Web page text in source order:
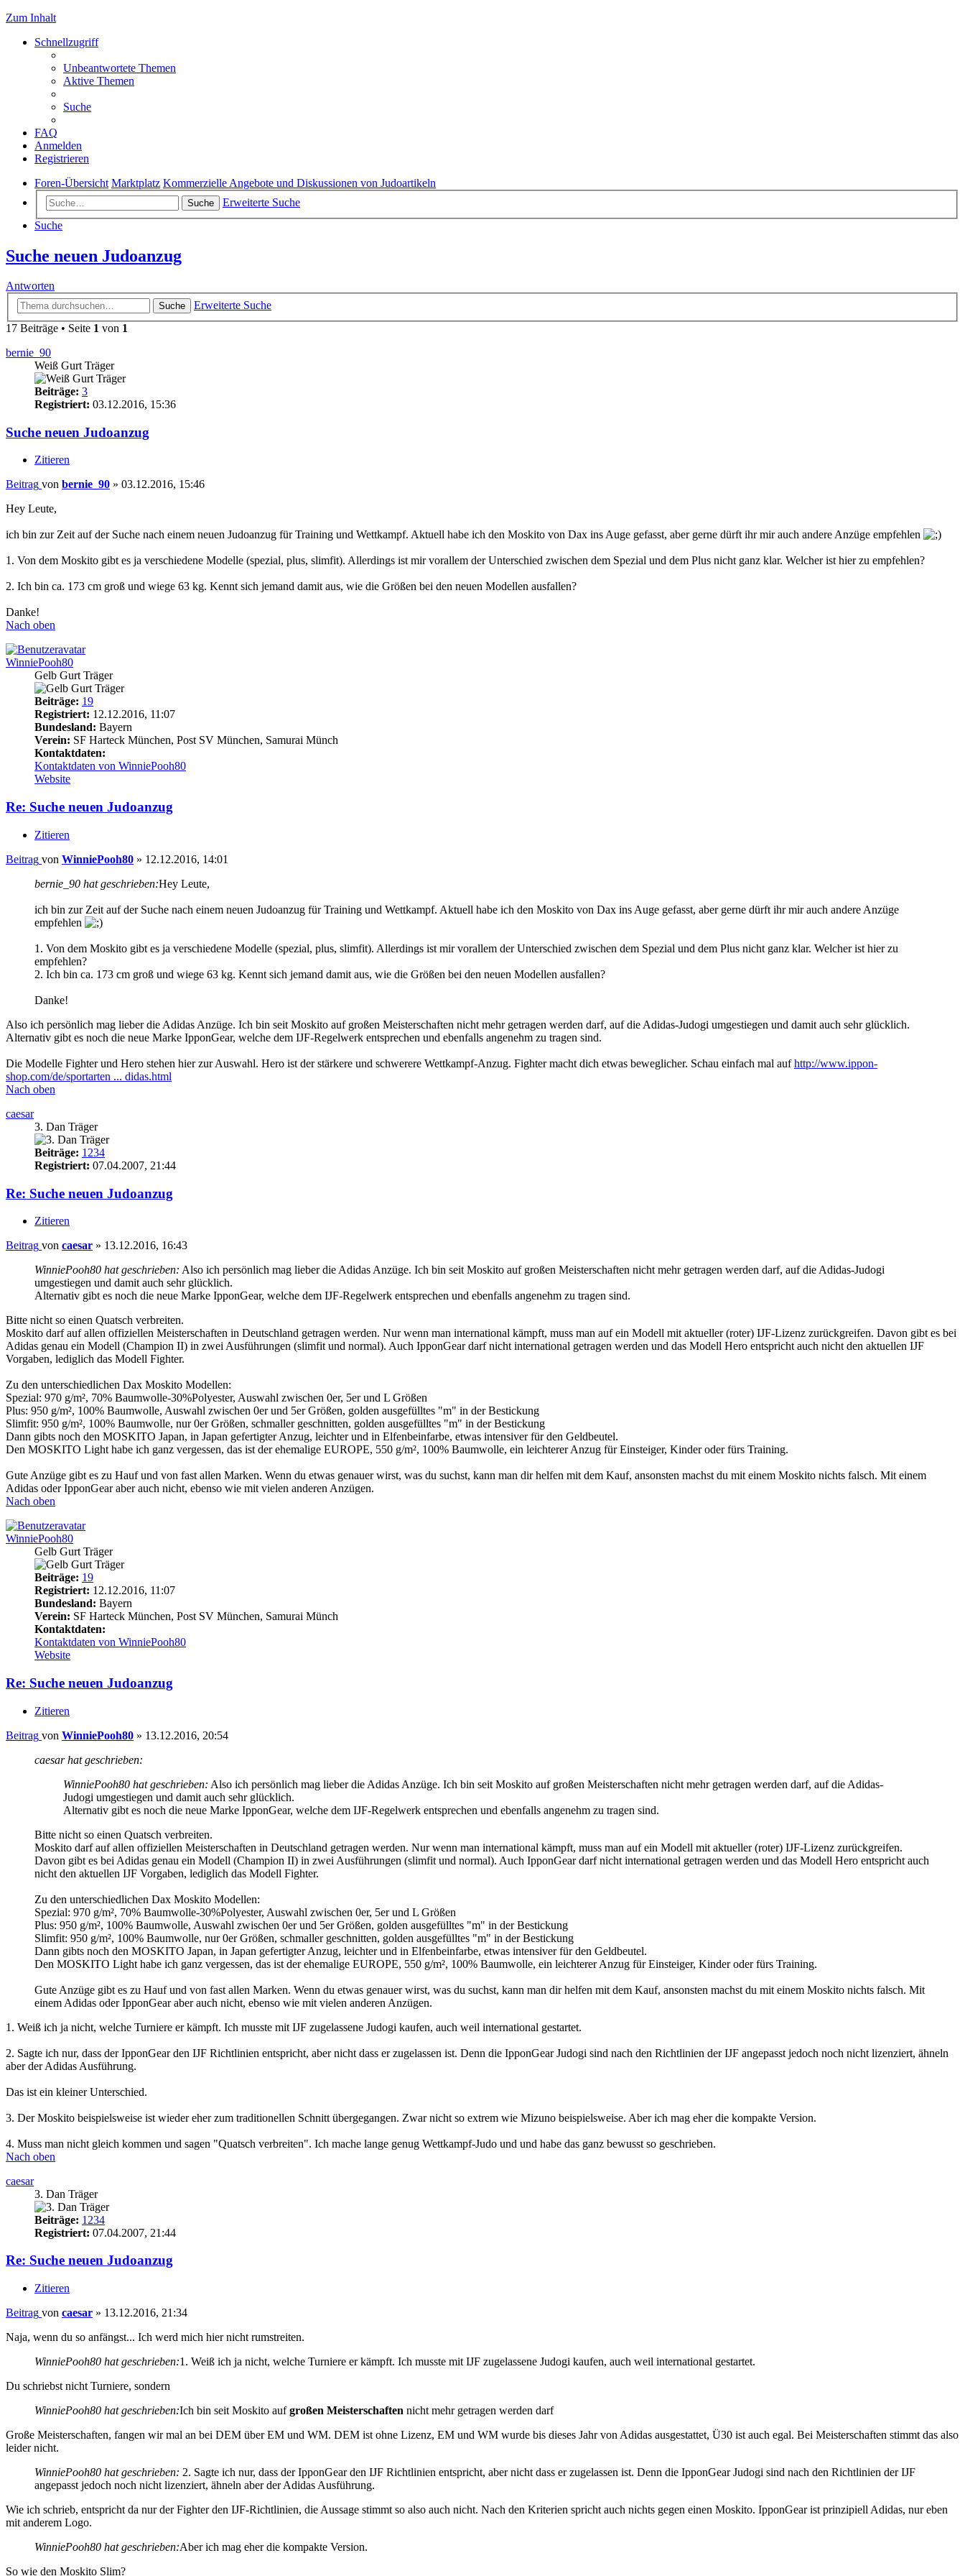
Zum Inhalt
Schnellzugriff
Unbeantwortete Themen
Aktive Themen
Suche
FAQ
Anmelden
Registrieren
Foren-Übersicht Marktplatz Kommerzielle Angebote und Diskussionen von Judoartikeln
Suche
Erweiterte Suche
Suche
Suche neuen Judoanzug
Antworten
Suche
Erweiterte Suche
17 Beiträge • Seite 1 von 1
bernie_90
Weiß Gurt Träger
Beiträge: 3
Registriert: 03.12.2016, 15:36
Suche neuen Judoanzug
Zitieren
Beitrag von bernie_90 » 03.12.2016, 15:46
Hey Leute,
ich bin zur Zeit auf der Suche nach einem neuen Judoanzug für Training und Wettkampf. Aktuell habe ich den Moskito von Dax ins Auge gefasst, aber gerne dürft ihr mir auch andere Anzüge empfehlen
1. Von dem Moskito gibt es ja verschiedene Modelle (spezial, plus, slimfit). Allerdings ist mir vorallem der Unterschied zwischen dem Spezial und dem Plus nicht ganz klar. Welcher ist hier zu empfehlen?
2. Ich bin ca. 173 cm groß und wiege 63 kg. Kennt sich jemand damit aus, wie die Größen bei den neuen Modellen ausfallen?
Danke!
Nach oben
WinniePooh80
Gelb Gurt Träger
Beiträge: 19
Registriert: 12.12.2016, 11:07
Bundesland: Bayern
Verein: SF Harteck München, Post SV München, Samurai Münch
Kontaktdaten:
Kontaktdaten von WinniePooh80
Website
Re: Suche neuen Judoanzug
Zitieren
Beitrag von WinniePooh80 » 12.12.2016, 14:01
bernie_90 hat geschrieben:Hey Leute,
ich bin zur Zeit auf der Suche nach einem neuen Judoanzug für Training und Wettkampf. Aktuell habe ich den Moskito von Dax ins Auge gefasst, aber gerne dürft ihr mir auch andere Anzüge
empfehlen
1. Von dem Moskito gibt es ja verschiedene Modelle (spezial, plus, slimfit). Allerdings ist mir vorallem der Unterschied zwischen dem Spezial und dem Plus nicht ganz klar. Welcher ist hier zu
empfehlen?
2. Ich bin ca. 173 cm groß und wiege 63 kg. Kennt sich jemand damit aus, wie die Größen bei den neuen Modellen ausfallen?
Danke!
Also ich persönlich mag lieber die Adidas Anzüge. Ich bin seit Moskito auf großen Meisterschaften nicht mehr getragen werden darf, auf die Adidas-Judogi umgestiegen und damit auch sehr glücklich.
Alternativ gibt es noch die neue Marke IpponGear, welche dem IJF-Regelwerk entsprechen und ebenfalls angenehm zu tragen sind.
Die Modelle Fighter und Hero stehen hier zur Auswahl. Hero ist der stärkere und schwerere Wettkampf-Anzug. Fighter macht dich etwas beweglicher. Schau einfach mal aufhttp://www.ippon-
shop.com/de/sportarten ... didas.html
Nach oben
caesar
3. Dan Träger
Beiträge: 1234
Registriert: 07.04.2007, 21:44
Re: Suche neuen Judoanzug
Zitieren
Beitrag von caesar » 13.12.2016, 16:43
WinniePooh80 hat geschrieben: Also ich persönlich mag lieber die Adidas Anzüge. Ich bin seit Moskito auf großen Meisterschaften nicht mehr getragen werden darf, auf die Adidas-Judogi
umgestiegen und damit auch sehr glücklich.
Alternativ gibt es noch die neue Marke IpponGear, welche dem IJF-Regelwerk entsprechen und ebenfalls angenehm zu tragen sind.
Bitte nicht so einen Quatsch verbreiten.
Moskito darf auf allen offiziellen Meisterschaften in Deutschland getragen werden. Nur wenn man international kämpft, muss man auf ein Modell mit aktueller (roter) IJF-Lizenz zurückgreifen. Davon gibt es bei
Adidas genau ein Modell (Champion II) in zwei Ausführungen (slimfit und normal). Auch IpponGear darf nicht international getragen werden und das Modell Hero entspricht auch nicht den aktuellen IJF
Vorgaben, lediglich das Modell Fighter.
Zu den unterschiedlichen Dax Moskito Modellen:
Spezial: 970 g/m², 70% Baumwolle-30%Polyester, Auswahl zwischen 0er, 5er und L Größen
Plus: 950 g/m², 100% Baumwolle, Auswahl zwischen 0er und 5er Größen, golden ausgefülltes "m" in der Bestickung
Slimfit: 950 g/m², 100% Baumwolle, nur 0er Größen, schmaller geschnitten, golden ausgefülltes "m" in der Bestickung
Dann gibts noch den MOSKITO Japan, in Japan gefertigter Anzug, leichter und in Elfenbeinfarbe, etwas intensiver für den Geldbeutel.
Den MOSKITO Light habe ich ganz vergessen, das ist der ehemalige EUROPE, 550 g/m², 100% Baumwolle, ein leichterer Anzug für Einsteiger, Kinder oder fürs Training.
Gute Anzüge gibt es zu Hauf und von fast allen Marken. Wenn du etwas genauer wirst, was du suchst, kann man dir helfen mit dem Kauf, ansonsten machst du mit einem Moskito nichts falsch. Mit einem
Adidas oder IpponGear aber auch nicht, ebenso wie mit vielen anderen Anzügen.
Nach oben
WinniePooh80
Gelb Gurt Träger
Beiträge: 19
Registriert: 12.12.2016, 11:07
Bundesland: Bayern
Verein: SF Harteck München, Post SV München, Samurai Münch
Kontaktdaten:
Kontaktdaten von WinniePooh80
Website
Re: Suche neuen Judoanzug
Zitieren
Beitrag von WinniePooh80 » 13.12.2016, 20:54
caesar hat geschrieben:
WinniePooh80 hat geschrieben: Also ich persönlich mag lieber die Adidas Anzüge. Ich bin seit Moskito auf großen Meisterschaften nicht mehr getragen werden darf, auf die Adidas-
Judogi umgestiegen und damit auch sehr glücklich.
Alternativ gibt es noch die neue Marke IpponGear, welche dem IJF-Regelwerk entsprechen und ebenfalls angenehm zu tragen sind.
Bitte nicht so einen Quatsch verbreiten.
Moskito darf auf allen offiziellen Meisterschaften in Deutschland getragen werden. Nur wenn man international kämpft, muss man auf ein Modell mit aktueller (roter) IJF-Lizenz zurückgreifen.
Davon gibt es bei Adidas genau ein Modell (Champion II) in zwei Ausführungen (slimfit und normal). Auch IpponGear darf nicht international getragen werden und das Modell Hero entspricht auch
nicht den aktuellen IJF Vorgaben, lediglich das Modell Fighter.
Zu den unterschiedlichen Dax Moskito Modellen:
Spezial: 970 g/m², 70% Baumwolle-30%Polyester, Auswahl zwischen 0er, 5er und L Größen
Plus: 950 g/m², 100% Baumwolle, Auswahl zwischen 0er und 5er Größen, golden ausgefülltes "m" in der Bestickung
Slimfit: 950 g/m², 100% Baumwolle, nur 0er Größen, schmaller geschnitten, golden ausgefülltes "m" in der Bestickung
Dann gibts noch den MOSKITO Japan, in Japan gefertigter Anzug, leichter und in Elfenbeinfarbe, etwas intensiver für den Geldbeutel.
Den MOSKITO Light habe ich ganz vergessen, das ist der ehemalige EUROPE, 550 g/m², 100% Baumwolle, ein leichterer Anzug für Einsteiger, Kinder oder fürs Training.
Gute Anzüge gibt es zu Hauf und von fast allen Marken. Wenn du etwas genauer wirst, was du suchst, kann man dir helfen mit dem Kauf, ansonsten machst du mit einem Moskito nichts falsch. Mit
einem Adidas oder IpponGear aber auch nicht, ebenso wie mit vielen anderen Anzügen.
1. Weiß ich ja nicht, welche Turniere er kämpft. Ich musste mit IJF zugelassene Judogi kaufen, auch weil international gestartet.
2. Sagte ich nur, dass der IpponGear den IJF Richtlinien entspricht, aber nicht dass er zugelassen ist. Denn die IpponGear Judogi sind nach den Richtlinien der IJF angepasst jedoch noch nicht lizenziert, ähneln
aber der Adidas Ausführung.
Das ist ein kleiner Unterschied.
3. Der Moskito beispielsweise ist wieder eher zum traditionellen Schnitt übergegangen. Zwar nicht so extrem wie Mizuno beispielsweise. Aber ich mag eher die kompakte Version.
4. Muss man nicht gleich kommen und sagen "Quatsch verbreiten". Ich mache lange genug Wettkampf-Judo und und habe das ganz bewusst so geschrieben.
Nach oben
caesar
3. Dan Träger
Beiträge: 1234
Registriert: 07.04.2007, 21:44
Re: Suche neuen Judoanzug
Zitieren
Beitrag von caesar » 13.12.2016, 21:34
Naja, wenn du so anfängst... Ich werd mich hier nicht rumstreiten.
WinniePooh80 hat geschrieben:1. Weiß ich ja nicht, welche Turniere er kämpft. Ich musste mit IJF zugelassene Judogi kaufen, auch weil international gestartet.
Du schriebst nicht Turniere, sondern
WinniePooh80 hat geschrieben:Ich bin seit Moskito aufgroßen Meisterschaften nicht mehr getragen werden darf
Große Meisterschaften, fangen wir mal an bei DEM über EM und WM. DEM ist ohne Lizenz, EM und WM wurde bis dieses Jahr von Adidas ausgestattet, Ü30 ist auch egal. Bei Meisterschaften stimmt das also
leider nicht.
WinniePooh80 hat geschrieben: 2. Sagte ich nur, dass der IpponGear den IJF Richtlinien entspricht, aber nicht dass er zugelassen ist. Denn die IpponGear Judogi sind nach den Richtlinien der IJF
angepasst jedoch noch nicht lizenziert, ähneln aber der Adidas Ausführung.
Wie ich schrieb, entspricht da nur der Fighter den IJF-Richtlinien, die Aussage stimmt so also auch nicht. Nach den Kriterien spricht auch nichts gegen einen Moskito. IpponGear ist prinzipiell Adidas, nur eben
mit anderem Logo.
WinniePooh80 hat geschrieben:Aber ich mag eher die kompakte Version.
So wie den Moskito Slim?